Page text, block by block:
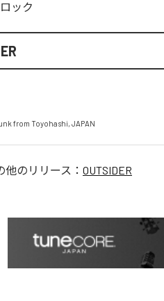
ロック
from Toyohashi, JAPAN
他のリリース： OUTSIDER